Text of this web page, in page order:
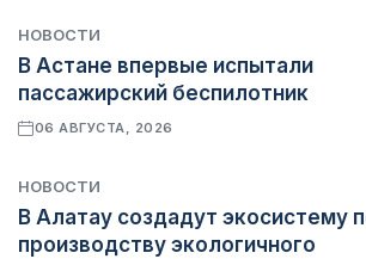
НОВОСТИ
В Астане впервые испытали
пассажирский беспилотник
06 АВГУСТА, 2026
НОВОСТИ
В Алатау создадут экосистему
производству экологичного